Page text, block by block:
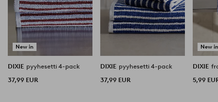
New in
DIXIE pyyhesetti 4-pack
37,99 EUR
DIXIE pyyhesetti 4-pack
37,99 EUR
New
DIXIE
5,99